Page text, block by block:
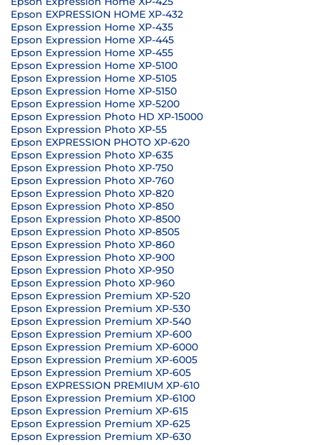
Epson EXPRESSION HOME XP-432
Epson Expression Home XP-435
Epson Expression Home XP-445
Epson Expression Home XP-455
Epson Expression Home XP-5100
Epson Expression Home XP-5105
Epson Expression Home XP-5150
Epson Expression Home XP-5200
Epson Expression Photo HD XP-15000
Epson Expression Photo XP-55
Epson EXPRESSION PHOTO XP-620
Epson Expression Photo XP-635
Epson Expression Photo XP-750
Epson Expression Photo XP-760
Epson Expression Photo XP-820
Epson Expression Photo XP-850
Epson Expression Photo XP-8500
Epson Expression Photo XP-8505
Epson Expression Photo XP-860
Epson Expression Photo XP-900
Epson Expression Photo XP-950
Epson Expression Photo XP-960
Epson Expression Premium XP-520
Epson Expression Premium XP-530
Epson Expression Premium XP-540
Epson Expression Premium XP-600
Epson Expression Premium XP-6000
Epson Expression Premium XP-6005
Epson Expression Premium XP-605
Epson EXPRESSION PREMIUM XP-610
Epson Expression Premium XP-6100
Epson Expression Premium XP-615
Epson Expression Premium XP-625
Epson Expression Premium XP-630